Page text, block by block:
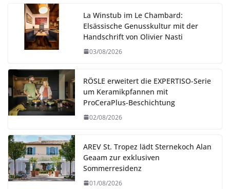
La Winstub im Le Chambard:
Elsässische Genusskultur mit der
Handschrift von Olivier Nasti
03/08/2026
RÖSLE erweitert die EXPERTISO-Serie
um Keramikpfannen mit
ProCeraPlus-Beschichtung
02/08/2026
AREV St. Tropez lädt Sternekoch Alan
Geaam zur exklusiven
Sommerresidenz
01/08/2026